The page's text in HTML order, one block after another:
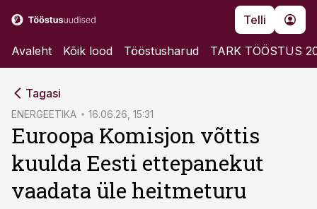
Telli
Avaleht Kõik lood Tööstusharud TARK TÖÖSTUS
Tagasi
ENERGEETIKA 16.06.26, 15:31
Euroopa Komisjon võttis
kuulda Eesti ettepanekut
vaadata üle heitmeturu